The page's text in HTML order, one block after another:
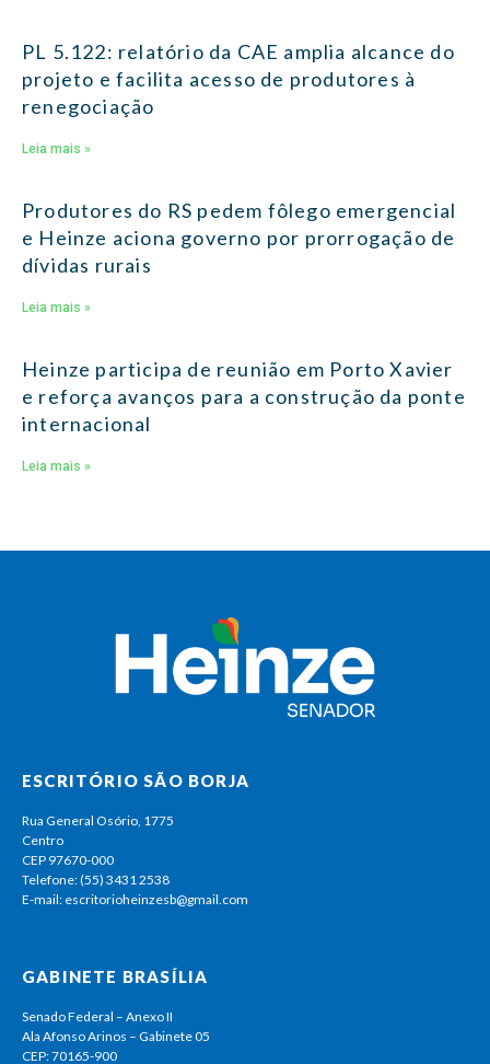
PL 5.122: relatório da CAE amplia alcance do
projeto e facilita acesso de produtores à
renegociação
Leia mais »
Produtores do RS pedem fôlego emergencial
e Heinze aciona governo por prorrogação de
dívidas rurais
Leia mais »
Heinze participa de reunião em Porto Xavier
e reforça avanços para a construção da ponte
internacional
Leia mais »
ESCRITÓRIO SÃO BORJA
Rua General Osório, 1775
Centro
CEP 97670-000
Telefone: (55) 3431 2538
E-mail: escritorioheinzesb@gmail.com
GABINETE BRASÍLIA
Senado Federal – Anexo II
Ala Afonso Arinos – Gabinete 05
CEP: 70165-900